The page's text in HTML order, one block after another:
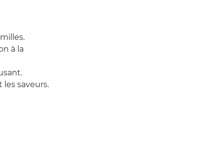
à la
saveurs.